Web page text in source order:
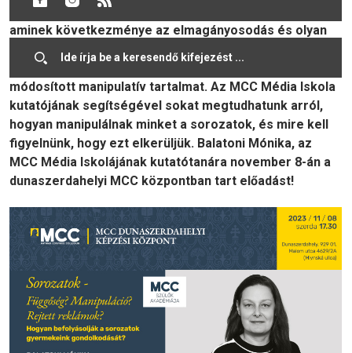
és bármikor elérhetővé vált a mainstream kultúra,
aminek következménye az elmagányosodás és olyan
másodkézből szerzett tapasztalás, amely már nem a
valóságot tükrözi, hanem egy másik személy által
módosított manipulatív tartalmat. Az MCC Média Iskola
kutatójának segítségével sokat megtudhatunk arról,
hogyan manipulálnak minket a sorozatok, és mire kell
figyelnünk, hogy ezt elkerüljük. Balatoni Mónika, az
MCC Média Iskolájának kutatótanára november 8-án a
dunaszerdahelyi MCC központban tart előadást!